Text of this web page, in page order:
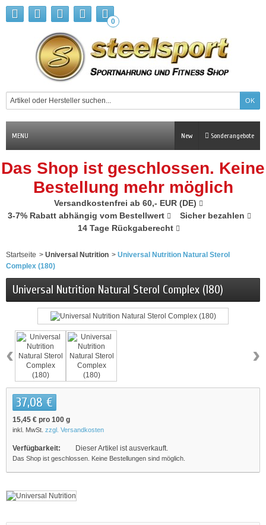
0
MENU Sonderangebote
New
Das Shop ist geschlossen. Keine
Bestellung mehr möglich
Versandkostenfrei ab 60,- EUR (DE)
3-7% Rabatt abhängig vom Bestellwert
Sicher bezahlen
14 Tage Rückgaberecht
Startseite > Universal Nutrition > Universal Nutrition Natural Sterol
Complex (180)
Universal Nutrition Natural Sterol Complex (180)
‹ ›
37,08 €
15,45 € pro 100 g
inkl. MwSt. zzgl. Versandkosten
Verfügbarkeit: Dieser Artikel ist ausverkauft.
Das Shop ist geschlossen. Keine Bestellungen sind möglich.